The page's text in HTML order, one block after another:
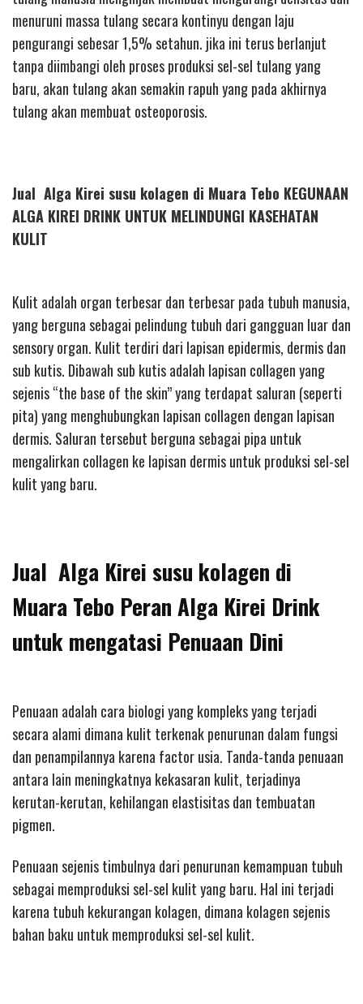
menuruni massa tulang secara kontinyu dengan laju
pengurangi sebesar 1,5% setahun. jika ini terus berlanjut
tanpa diimbangi oleh proses produksi sel-sel tulang yang
baru, akan tulang akan semakin rapuh yang pada akhirnya
tulang akan membuat osteoporosis.
Jual Alga Kirei susu kolagen di Muara Tebo KEGUNAAN
ALGA KIREI DRINK UNTUK MELINDUNGI KASEHATAN
KULIT
Kulit adalah organ terbesar dan terbesar pada tubuh manusia,
yang berguna sebagai pelindung tubuh dari gangguan luar dan
sensory organ. Kulit terdiri dari lapisan epidermis, dermis dan
sub kutis. Dibawah sub kutis adalah lapisan collagen yang
sejenis “the base of the skin” yang terdapat saluran (seperti
pita) yang menghubungkan lapisan collagen dengan lapisan
dermis. Saluran tersebut berguna sebagai pipa untuk
mengalirkan collagen ke lapisan dermis untuk produksi sel-sel
kulit yang baru.
Jual Alga Kirei susu kolagen di
Muara Tebo Peran Alga Kirei Drink
untuk mengatasi Penuaan Dini
Penuaan adalah cara biologi yang kompleks yang terjadi
secara alami dimana kulit terkenak penurunan dalam fungsi
dan penampilannya karena factor usia. Tanda-tanda penuaan
antara lain meningkatnya kekasaran kulit, terjadinya
kerutan-kerutan, kehilangan elastisitas dan tembuatan
pigmen.
Penuaan sejenis timbulnya dari penurunan kemampuan tubuh
sebagai memproduksi sel-sel kulit yang baru. Hal ini terjadi
karena tubuh kekurangan kolagen, dimana kolagen sejenis
bahan baku untuk memproduksi sel-sel kulit.